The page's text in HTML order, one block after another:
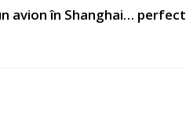
avion în Shanghai… perfect